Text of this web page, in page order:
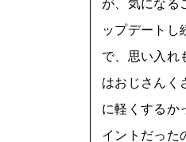
が、気になる
ップデートし
で、思い入れ
はおじさんく
に軽くするか
イントだった